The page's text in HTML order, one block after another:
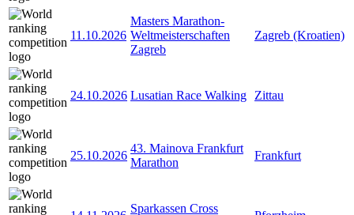
11.10.2026
Masters Marathon-
Weltmeisterschaften
Zagreb
Zagreb (Kroatien)
24.10.2026 Lusatian Race Walking Zittau
25.10.2026
43. Mainova Frankfurt
Marathon
Frankfurt
Sparkassen Cross